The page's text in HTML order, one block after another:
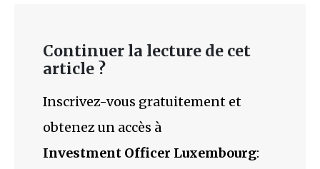
Continuer la lecture de cet
article ?
Inscrivez-vous gratuitement et
obtenez un accès à
Investment Officer Luxembourg: